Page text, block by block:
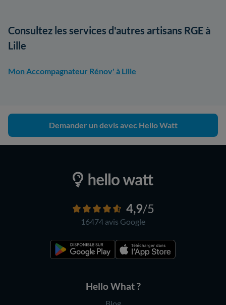
Consultez les services d'autres artisans RGE à
Lille
Mon Accompagnateur Rénov' à Lille
Demander un devis avec Hello Watt
4,9/5
16474 avis Google
Hello What ?